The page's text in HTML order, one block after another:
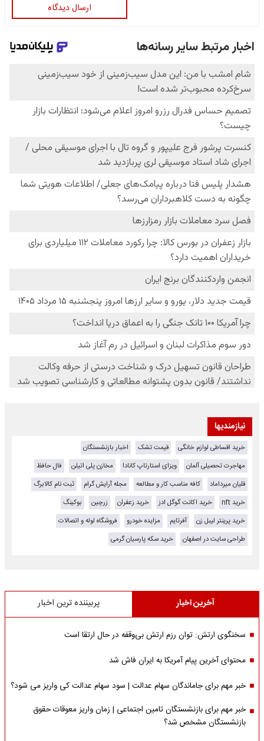
ارسال دیدگاه
نیازمندیها
خرید اقساطی لوازم خانگی قیمت تشک
اخبار بازنشستگان
مهاجرت تحصیلی آلمان
ویزای استارتاپ کانادا مخازن پلی اتیلن
فال حافظ
قلیان میرداماد
کافه مناسب کار و مطالعه مجله آرایش گرام
ثبت نام کالابرگ
خرید nft
خرید اکانت گوگل ادز خرید زعفران زرچین
بوکینگ
خرید پرینتر لیبل زن
آفرتایم مزایده خودرو
فروشگاه لوله و اتصالات
طراحی سایت در اصفهان
خرید سکه پارسیان گرمی
آخرین اخبار پربیننده ترین اخبار
سخنگوی ارتش: توان رزم ارتش بی‌وقفه در حال ارتقا است
محتوای آخرین پیام آمریکا به ایران فاش شد
خبر مهم برای جاماندگان سهام عدالت | سود سهام عدالت کی واریز می شود؟
خبر مهم برای بازنشستگان تامین اجتماعی | زمان واریز معوقات حقوق
بازنشستگان مشخص شد؟